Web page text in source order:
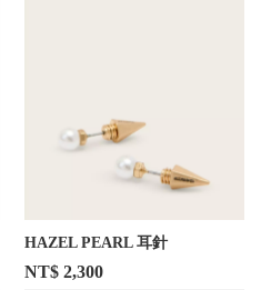
HAZEL PEARL 耳針
NT$ 2,300